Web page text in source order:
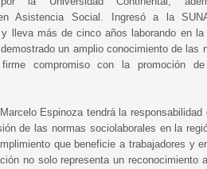
Asistencia Social. Ingresó a la
lleva más de cinco años laborando en la
un amplio conocimiento de las
compromiso con la promoción de
Espinoza tendrá la responsabilidad
de las normas sociolaborales en la
que beneficie a trabajadores y
no solo representa un reconocimiento